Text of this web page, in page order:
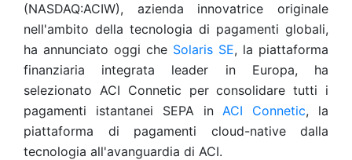
(NASDAQ:ACIW), azienda innovatrice originale
nell'ambito della tecnologia di pagamenti globali,
ha annunciato oggi che Solaris SE, la piattaforma
finanziaria integrata leader in Europa, ha
selezionato ACI Connetic per consolidare tutti i
pagamenti istantanei SEPA inACI Connetic, la
piattaforma di pagamenti cloud-native dalla
tecnologia all'avanguardia di ACI.